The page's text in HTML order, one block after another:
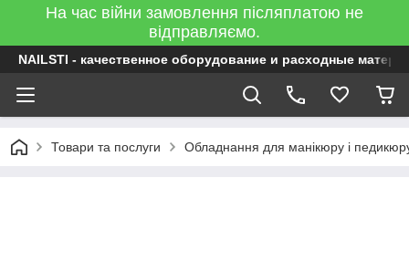
На час війни замовлення післяплатою не
відправляємо.
NAILSTI - качественное оборудование и расходные
Товари та послуги Обладнання для манікюру і